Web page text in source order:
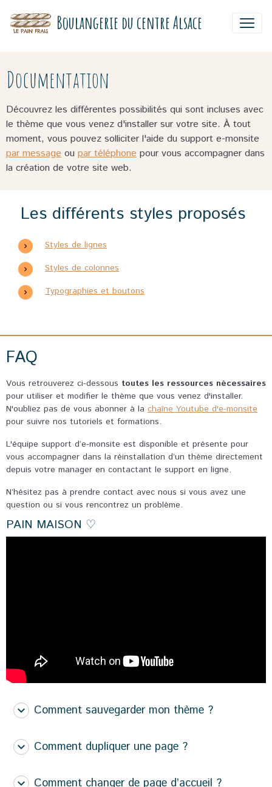
Boulangerie du centre Alsace
Documentation
Découvrez les différentes possibilités qui sont incluses avec
le thème que vous venez d'installer sur votre site. À tout
moment, vous pouvez solliciter l'aide du support e-monsite
par message ou par téléphone pour vous accompagner dans
la création de votre site web.
Les différents styles proposés
Styles de lignes
Styles de colonnes
Typographies et boutons
FAQ
Vous retrouverez ci-dessous toutes les ressources nécessaires
pour utiliser et modifier le thème que vous venez d'installer.
N'oubliez pas de vous abonner à la chaîne Youtube d'e-monsite
pour suivre nos tutoriels et formations.
L'équipe support d’e-monsite est disponible et présente pour
vous accompagner dans la réinstallation d’un thème directement
depuis votre manager en contactant le support en ligne.
N’hésitez pas à prendre contact avec nous si vous avez une
question ou si vous rencontrez un problème.
PAIN MAISON ♡
Comment sauvegarder mon thème ?
Comment dupliquer une page ?
Comment changer de page d’accueil ?